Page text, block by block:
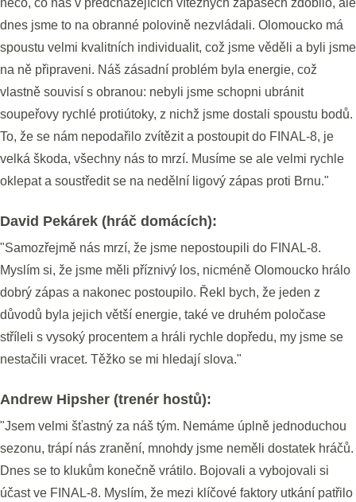
něco, co nás v předcházejících vítězných zápasech zdobilo, ale
dnes jsme to na obranné polovině nezvládali. Olomoucko má
spoustu velmi kvalitních individualit, což jsme věděli a byli jsme
na ně připraveni. Náš zásadní problém byla energie, což
vlastně souvisí s obranou: nebyli jsme schopni ubránit
soupeřovy rychlé protiútoky, z nichž jsme dostali spoustu bodů.
To, že se nám nepodařilo zvítězit a postoupit do FINAL-8, je
velká škoda, všechny nás to mrzí. Musíme se ale velmi rychle
oklepat a soustředit se na nedělní ligový zápas proti Brnu."
David Pekárek (hráč domácích):
"Samozřejmě nás mrzí, že jsme nepostoupili do FINAL-8.
Myslím si, že jsme měli příznivý los, nicméně Olomoucko hrálo
dobrý zápas a nakonec postoupilo. Řekl bych, že jeden z
důvodů byla jejich větší energie, také ve druhém poločase
stříleli s vysoký procentem a hráli rychle dopředu, my jsme se
nestačili vracet. Těžko se mi hledají slova."
Andrew Hipsher (trenér hostů):
"Jsem velmi šťastný za náš tým. Nemáme úplně jednoduchou
sezonu, trápí nás zranění, mnohdy jsme neměli dostatek hráčů.
Dnes se to klukům konečně vrátilo. Bojovali a vybojovali si
účast ve FINAL-8. Myslím, že mezi klíčové faktory utkání patřilo